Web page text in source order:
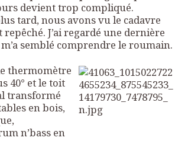
devient trop compliqué.
tard, nous avons vu le cadavre
J’ai regardé une dernière
semblé comprendre le roumain.
thermomètre
40° et le toit
transformé
en bois,
n’bass en